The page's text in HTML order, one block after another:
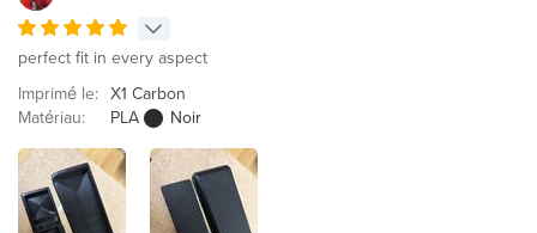
perfect fit in every aspect
Imprimé le: X1 Carbon
Matériau:
PLA Noir